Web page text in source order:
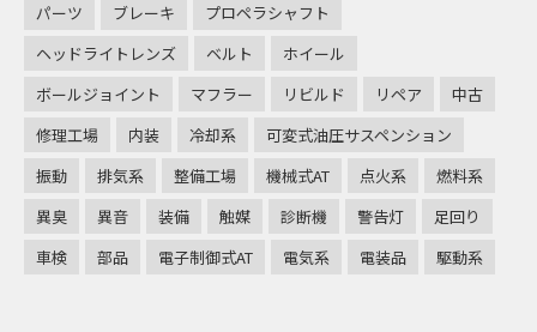
パーツ
ブレーキ
プロペラシャフト
ヘッドライトレンズ
ベルト
ホイール
ボールジョイント
マフラー リビルド リペア
中古
修理工場
内装 冷却系
可変式油圧サスペンション
振動
排気系 整備工場 機械式AT 点火系
燃料系
異臭
異音 装備 触媒 診断機 警告灯
足回り
車検
部品 電子制御式AT 電気系 電装品 駆動系